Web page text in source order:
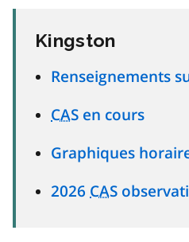
Kingston
Renseignements
CAS en cours
Graphiques
2026 CAS